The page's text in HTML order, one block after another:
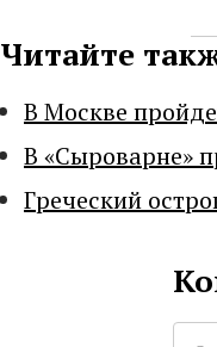
Читайте
В Москве
В «Сыроварне»
Греческий